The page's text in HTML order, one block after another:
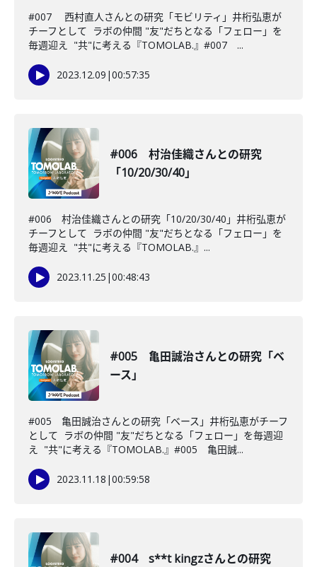
#007 西村直人さんとの研究「モビリティ」井桁弘恵が
チーフとして ラボの仲間 "友"だちとなる「フェロー」を
毎週迎え "共"に考える『TOMOLAB.』#007 ...
2023.12.09 |00:57:35
#006 村治佳織さんとの研究
「10/20/30/40」
#006 村治佳織さんとの研究「10/20/30/40」井桁弘恵が
チーフとして ラボの仲間 "友"だちとなる「フェロー」を
毎週迎え "共"に考える『TOMOLAB.』...
2023.11.25 |00:48:43
#005 亀田誠治さんとの研究「ベ
ース」
#005 亀田誠治さんとの研究「ベース」井桁弘恵がチーフ
として ラボの仲間 "友"だちとなる「フェロー」を毎週迎
え "共"に考える『TOMOLAB.』#005 亀田誠...
2023.11.18 |00:59:58
#004 s**t kingzさんとの研究